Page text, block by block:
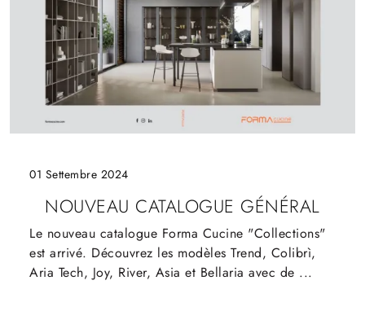
01 Settembre 2024
NOUVEAU CATALOGUE GÉNÉRAL
Le nouveau catalogue Forma Cucine "Collections"
est arrivé. Découvrez les modèles Trend, Colibrì,
Aria Tech, Joy, River, Asia et Bellaria avec de ...